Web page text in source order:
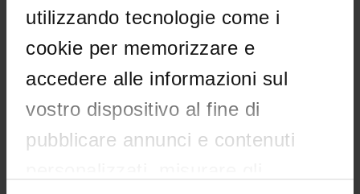
utilizzando tecnologie come i
cookie per memorizzare e
accedere alle informazioni sul
vostro dispositivo al fine di
pubblicare annunci e contenuti
DOTTORATI DI RICERCA E FORMAZIONE
SUPERIORE
Contatti
Persone
Luoghi